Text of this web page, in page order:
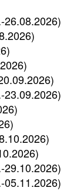
26.08.2026)
23.09.2026)
29.10.2026)
05.11.2026)